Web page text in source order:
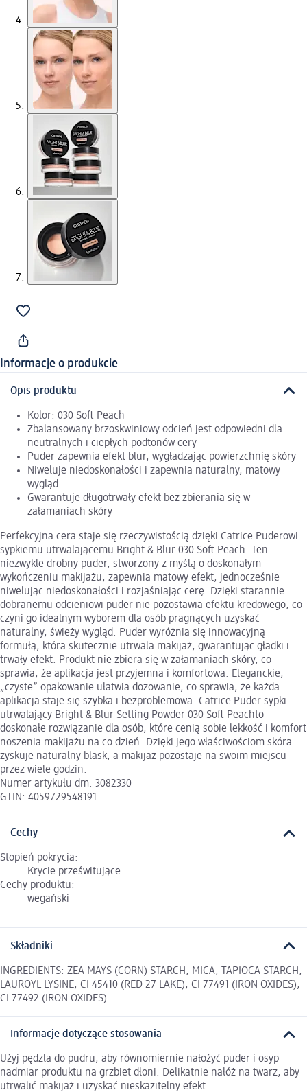
Informacje o produkcie
Opis produktu
Kolor: 030 Soft Peach
Zbalansowany brzoskwiniowy odcień jest odpowiedni dla
neutralnych i ciepłych podtonów cery
Puder zapewnia efekt blur, wygładzając powierzchnię skóry
Niweluje niedoskonałości i zapewnia naturalny, matowy
wygląd
Gwarantuje długotrwały efekt bez zbierania się w
załamaniach skóry
Perfekcyjna cera staje się rzeczywistością dzięki Catrice Puderowi
sypkiemu utrwalającemu Bright & Blur 030 Soft Peach. Ten
niezwykle drobny puder, stworzony z myślą o doskonałym
wykończeniu makijażu, zapewnia matowy efekt, jednocześnie
niwelując niedoskonałości i rozjaśniając cerę. Dzięki starannie
dobranemu odcieniowi puder nie pozostawia efektu kredowego, co
czyni go idealnym wyborem dla osób pragnących uzyskać
naturalny, świeży wygląd. Puder wyróżnia się innowacyjną
formułą, która skutecznie utrwala makijaż, gwarantując gładki i
trwały efekt. Produkt nie zbiera się w załamaniach skóry, co
sprawia, że aplikacja jest przyjemna i komfortowa. Eleganckie,
„czyste” opakowanie ułatwia dozowanie, co sprawia, że każda
aplikacja staje się szybka i bezproblemowa. Catrice Puder sypki
utrwalający Bright & Blur Setting Powder 030 Soft Peachto
doskonałe rozwiązanie dla osób, które cenią sobie lekkość i komfort
noszenia makijażu na co dzień. Dzięki jego właściwościom skóra
zyskuje naturalny blask, a makijaż pozostaje na swoim miejscu
przez wiele godzin.
Numer artykułu dm: 3082330
GTIN: 4059729548191
Cechy
Stopień pokrycia:
Krycie prześwitujące
Cechy produktu:
wegański
Składniki
INGREDIENTS: ZEA MAYS (CORN) STARCH, MICA, TAPIOCA STARCH,
LAUROYL LYSINE, CI 45410 (RED 27 LAKE), CI 77491 (IRON OXIDES),
CI 77492 (IRON OXIDES).
Informacje dotyczące stosowania
Użyj pędzla do pudru, aby równomiernie nałożyć puder i osyp
nadmiar produktu na grzbiet dłoni. Delikatnie nałóż na twarz, aby
utrwalić makijaż i uzyskać nieskazitelny efekt.